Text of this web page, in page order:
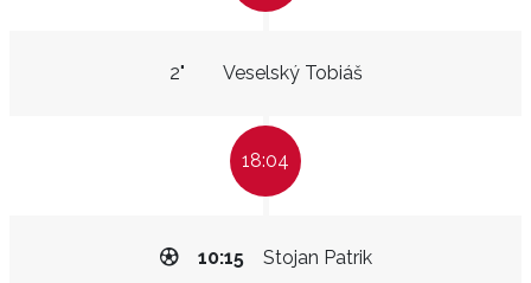
Veselský Tobiáš
2"
18:04
Stojan Patrik
10:15